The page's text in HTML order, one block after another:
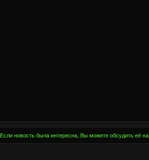
Если новость была интересна, Вы можете обсудить её на